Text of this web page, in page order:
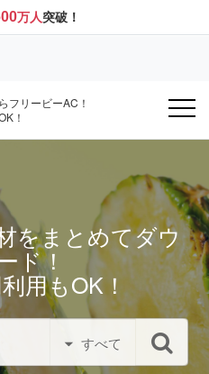
万人突破！
フリービーAC！
！
をまとめてダウ
ド！
用もOK！
すべて